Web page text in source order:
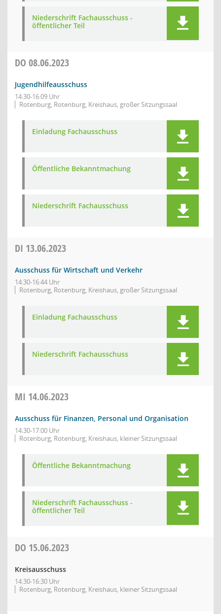
Niederschrift Fachausschuss -
öffentlicher Teil
DO 08.06.2023
Jugendhilfeausschuss
14:30-16:09 Uhr
Rotenburg, Rotenburg, Kreishaus, großer Sitzungssaal
Einladung Fachausschuss
Öffentliche Bekanntmachung
Niederschrift Fachausschuss
DI 13.06.2023
Ausschuss für Wirtschaft und Verkehr
14:30-16:44 Uhr
Rotenburg, Rotenburg, Kreishaus, großer Sitzungssaal
Einladung Fachausschuss
Niederschrift Fachausschuss
MI 14.06.2023
Ausschuss für Finanzen, Personal und Organisation
14:30-17:00 Uhr
Rotenburg, Rotenburg, Kreishaus, kleiner Sitzungssaal
Öffentliche Bekanntmachung
Niederschrift Fachausschuss -
öffentlicher Teil
DO 15.06.2023
Kreisausschuss
14:30-16:30 Uhr
Rotenburg, Rotenburg, Kreishaus, kleiner Sitzungssaal